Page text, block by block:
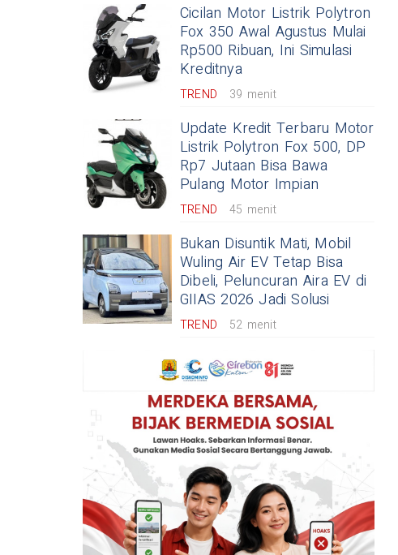
Cicilan Motor Listrik Polytron
Fox 350 Awal Agustus Mulai
Rp500 Ribuan, Ini Simulasi
Kreditnya
TREND 39 menit
Update Kredit Terbaru Motor
Listrik Polytron Fox 500, DP
Rp7 Jutaan Bisa Bawa
Pulang Motor Impian
TREND 45 menit
Bukan Disuntik Mati, Mobil
Wuling Air EV Tetap Bisa
Dibeli, Peluncuran Aira EV di
GIIAS 2026 Jadi Solusi
TREND 52 menit